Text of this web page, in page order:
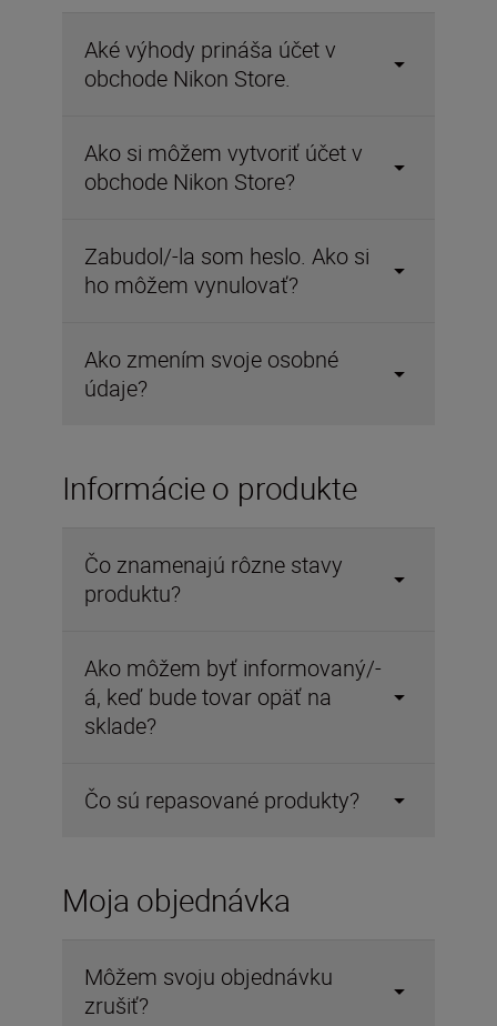
Aké výhody prináša účet v
obchode Nikon Store.
Ako si môžem vytvoriť účet v
obchode Nikon Store?
Zabudol/-la som heslo. Ako si
ho môžem vynulovať?
Ako zmením svoje osobné
údaje?
Informácie o produkte
Čo znamenajú rôzne stavy
produktu?
Ako môžem byť informovaný/-
á, keď bude tovar opäť na
sklade?
Čo sú repasované produkty?
Moja objednávka
Môžem svoju objednávku
zrušiť?